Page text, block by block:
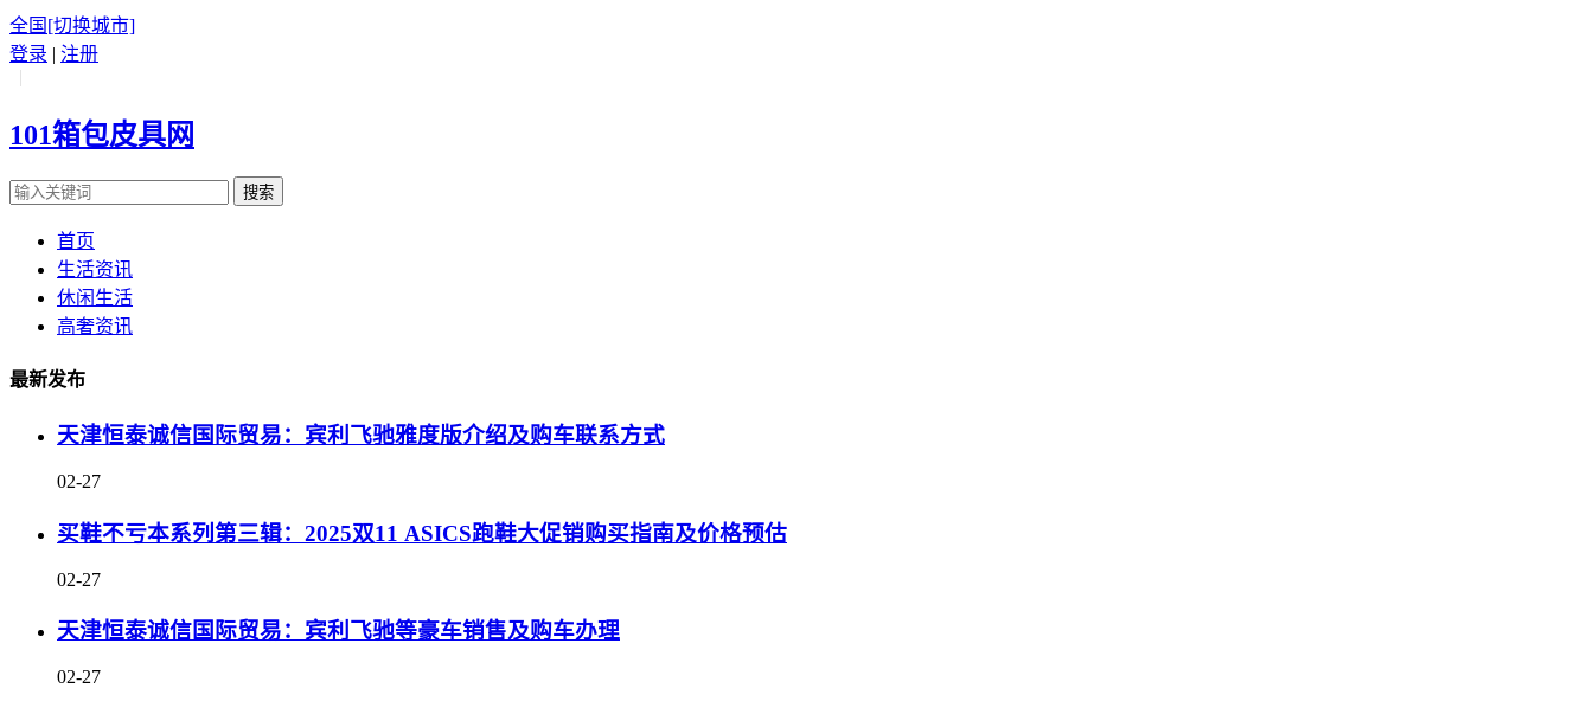
全国 [切换城市]
登录 | 注册
|
101箱包皮具网
搜索
首页
生活资讯
休闲生活
高奢资讯
最新发布
天津恒泰诚信国际贸易：宾利飞驰雅度版介绍及购车联系方式
02-27
买鞋不亏本系列第三辑：2025双11 ASICS跑鞋大促销购买指南及价格预估
02-27
天津恒泰诚信国际贸易：宾利飞驰等豪车销售及购车办理
02-27